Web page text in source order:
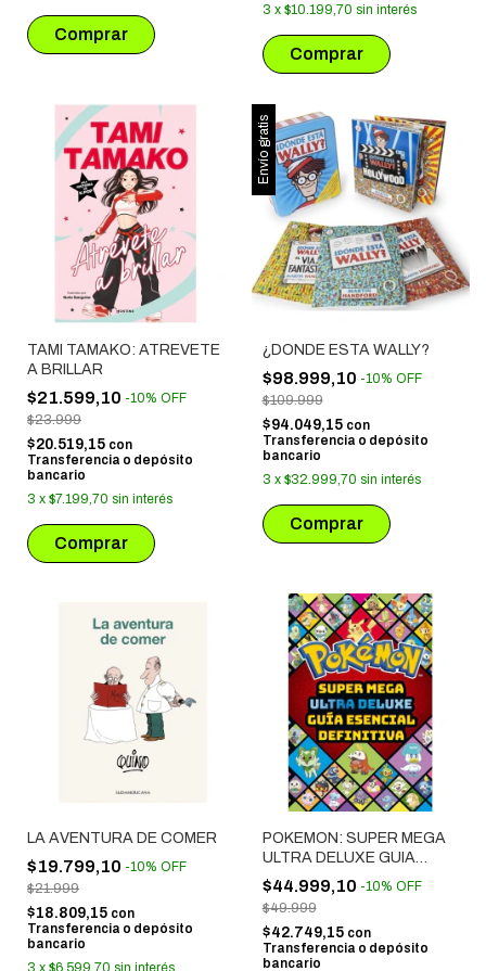
3 x $10.199,70 sin interés
TAMI TAMAKO: ATREVETE
A BRILLAR
$21.599,10 -10% OFF
$23.999
$20.519,15 con
Transferencia o depósito
bancario
3 x $7.199,70 sin interés
Envío gratis
¿DONDE ESTA WALLY?
$98.999,10 -10% OFF
$109.999
$94.049,15 con
Transferencia o depósito
bancario
3 x $32.999,70 sin interés
LA AVENTURA DE COMER
$19.799,10 -10% OFF
$21.999
$18.809,15 con
Transferencia o depósito
bancario
3 x $6.599,70 sin interés
POKEMON: SUPER MEGA
ULTRA DELUXE GUIA
ESENCIAL DEFINITIVA
$44.999,10 -10% OFF
$49.999
$42.749,15 con
Transferencia o depósito
bancario